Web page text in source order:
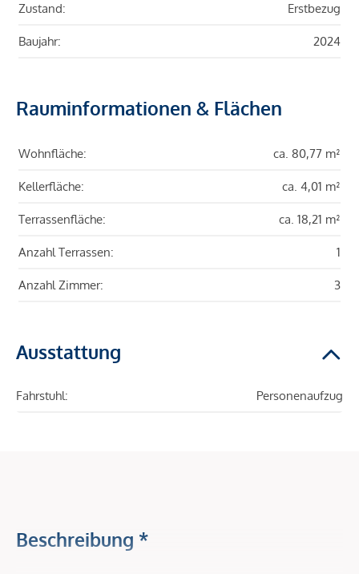
Zustand: Erstbezug
Baujahr: 2024
Rauminformationen & Flächen
Wohnfläche: ca. 80,77 m²
Kellerfläche: ca. 4,01 m²
Terrassenfläche: ca. 18,21 m²
Anzahl Terrassen: 1
Anzahl Zimmer: 3
Ausstattung
Fahrstuhl: Personenaufzug
Beschreibung *